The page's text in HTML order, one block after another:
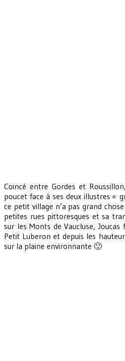
Coincé entre Gordes et
poucet face à ses deux illustres «
ce petit village n’a pas grand
petites rues pittoresques et sa
sur les Monts de Vaucluse,
Petit Luberon et depuis les
sur la plaine environnante 🙂